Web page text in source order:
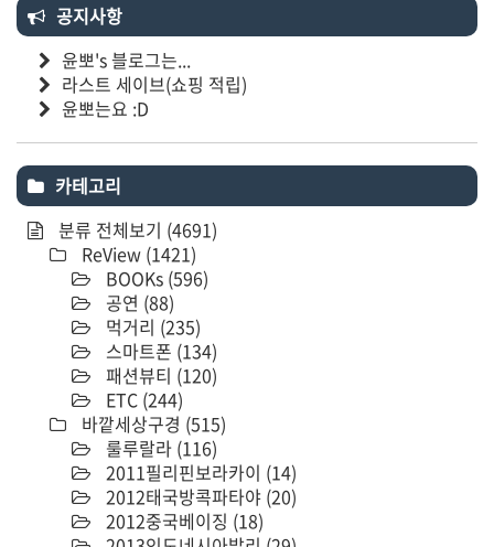
공지사항
윤뽀's 블로그는...
라스트 세이브(쇼핑 적립)
윤뽀는요 :D
카테고리
분류 전체보기 (4691)
ReView (1421)
BOOKs (596)
공연 (88)
먹거리 (235)
스마트폰 (134)
패션뷰티 (120)
ETC (244)
바깥세상구경 (515)
룰루랄라 (116)
2011필리핀보라카이 (14)
2012태국방콕파타야 (20)
2012중국베이징 (18)